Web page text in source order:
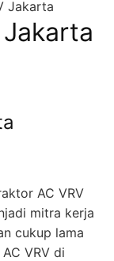
Jakarta
AC VRV
mitra kerja
cukup lama
VRV di